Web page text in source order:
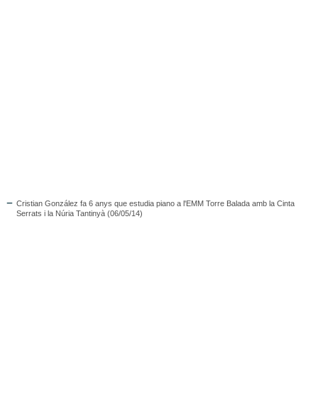
Cristian González fa 6 anys que estudia piano a l'EMM Torre Balada amb la Cinta
Serrats i la Núria Tantinyà (06/05/14)